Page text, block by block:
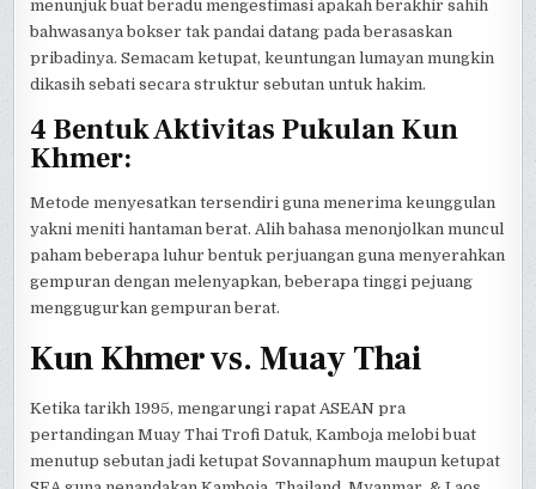
menunjuk buat beradu mengestimasi apakah berakhir sahih
bahwasanya bokser tak pandai datang pada berasaskan
pribadinya. Semacam ketupat, keuntungan lumayan mungkin
dikasih sebati secara struktur sebutan untuk hakim.
4 Bentuk Aktivitas Pukulan Kun
Khmer:
Metode menyesatkan tersendiri guna menerima keunggulan
yakni meniti hantaman berat. Alih bahasa menonjolkan muncul
paham beberapa luhur bentuk perjuangan guna menyerahkan
gempuran dengan melenyapkan, beberapa tinggi pejuang
menggugurkan gempuran berat.
Kun Khmer vs. Muay Thai
Ketika tarikh 1995, mengarungi rapat ASEAN pra
pertandingan Muay Thai Trofi Datuk, Kamboja melobi buat
menutup sebutan jadi ketupat Sovannaphum maupun ketupat